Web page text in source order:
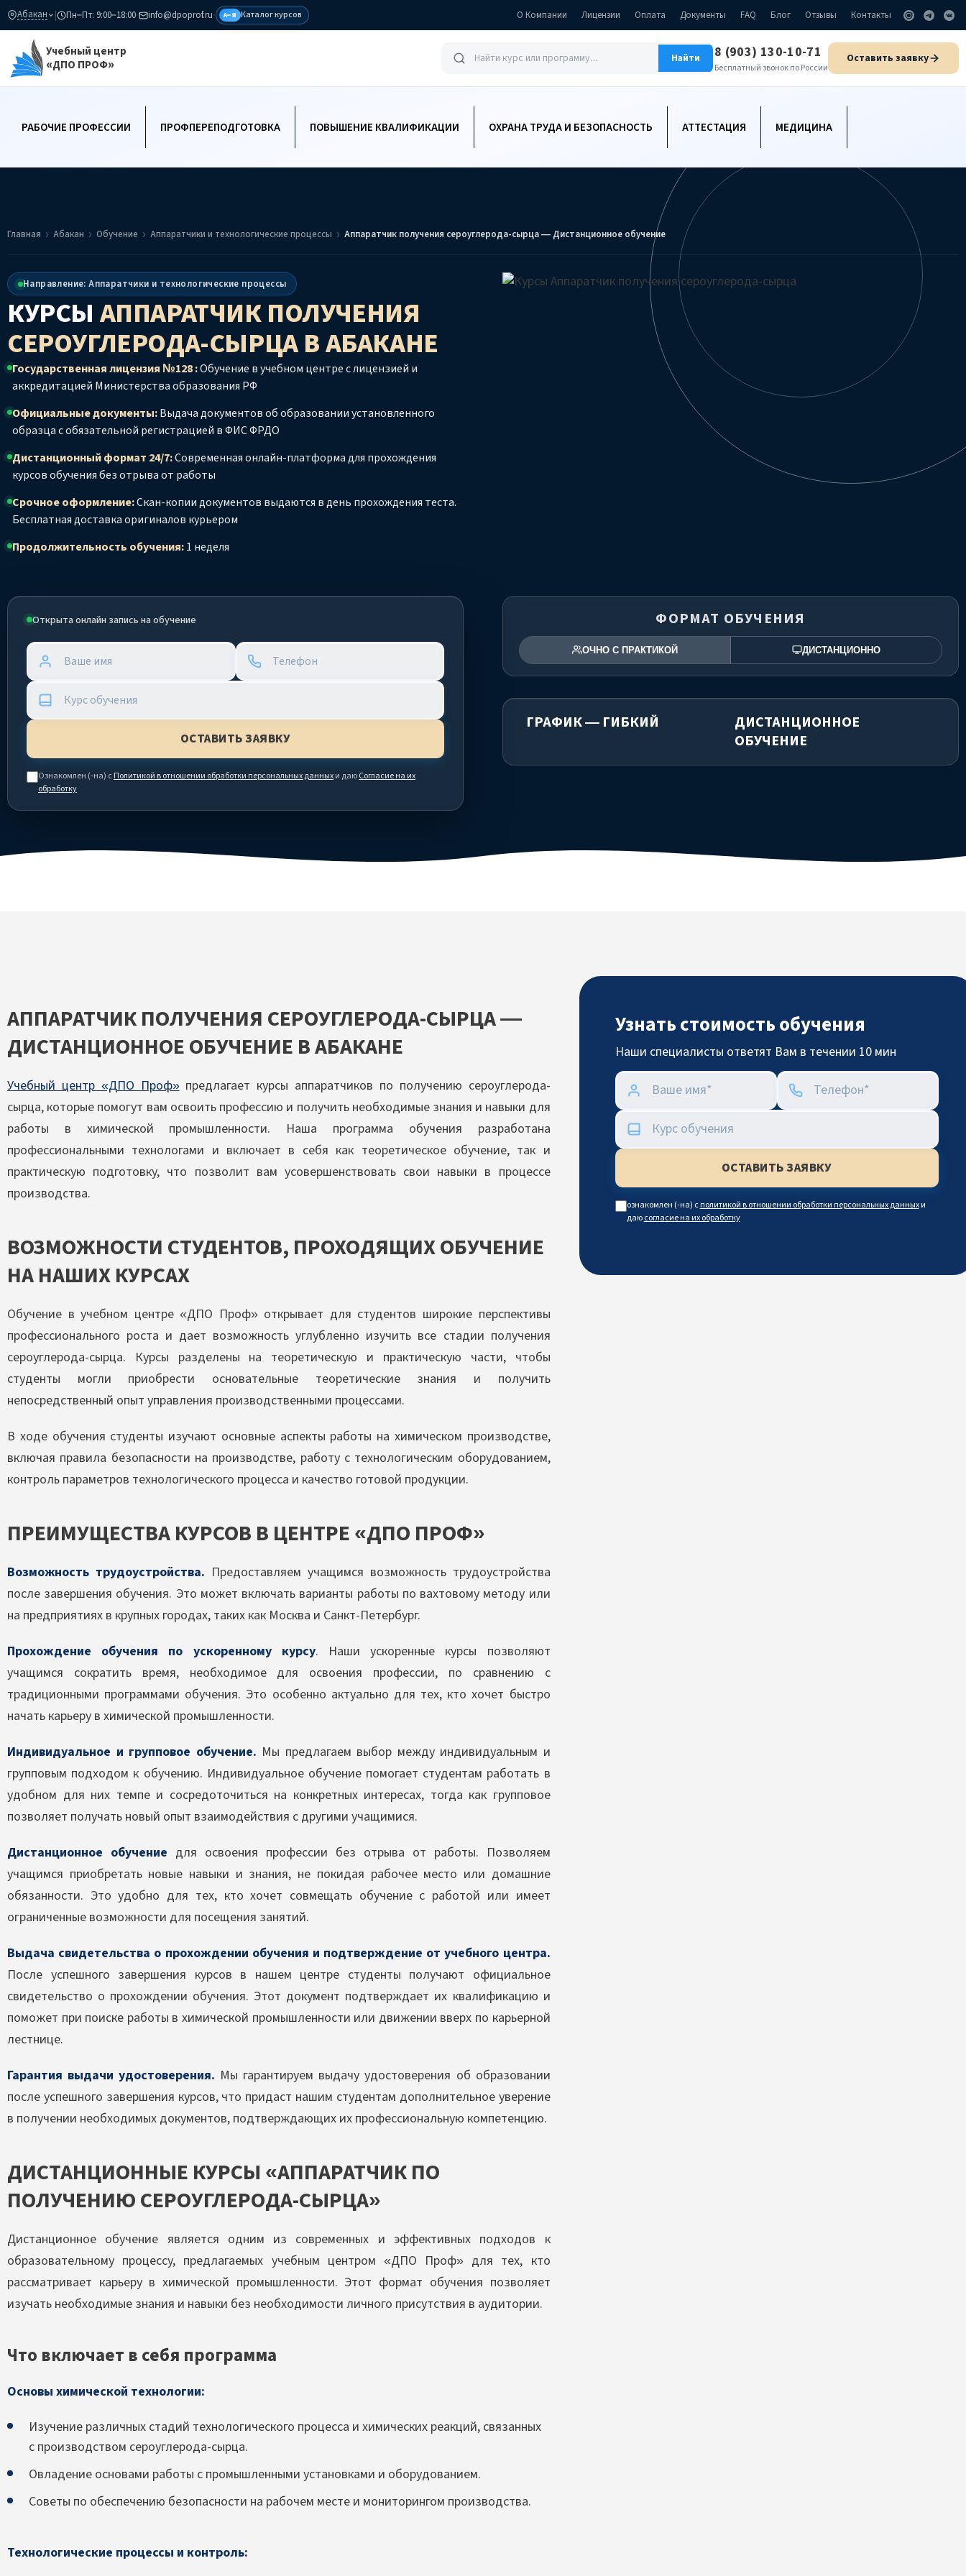
Абакан | Пн–Пт: 9:00–18:00· info@dpoprof.ru· А–Я Каталог курсов О Компании Лицензии Оплата Документы FAQ Блог Отзывы Контакты
Учебный центр
«ДПО ПРОФ»
Найти 8 (903) 130-10-71
Бесплатный звонок по России
Оставить заявку
РАБОЧИЕ ПРОФЕССИИ ПРОФПЕРЕПОДГОТОВКА ПОВЫШЕНИЕ КВАЛИФИКАЦИИ ОХРАНА ТРУДА И БЕЗОПАСНОСТЬ АТТЕСТАЦИЯ МЕДИЦИНА
Главная Абакан Обучение Аппаратчики и технологические процессы Аппаратчик получения сероуглерода-сырца — Дистанционное обучение
Направление: Аппаратчики и технологические процессы
КУРСЫ АППАРАТЧИК ПОЛУЧЕНИЯ
СЕРОУГЛЕРОДА-СЫРЦАВ АБАКАНЕ
Государственная лицензия №128 :Обучение в учебном центре с лицензией и
аккредитацией Министерства образования РФ
Официальные документы:Выдача документов об образовании установленного
образца с обязательной регистрацией в ФИС ФРДО
Дистанционный формат 24/7:Современная онлайн-платформа для прохождения
курсов обучения без отрыва от работы
Срочное оформление:Скан-копии документов выдаются в день прохождения теста.
Бесплатная доставка оригиналов курьером
Продолжительность обучения:1 неделя
Открыта онлайн запись на обучение
Ознакомлен (-на) сПолитикой в отношении обработки персональных данныхи даюСогласие на их
обработку
ФОРМАТ ОБУЧЕНИЯ
ОЧНО С ПРАКТИКОЙ ДИСТАНЦИОННО
ГРАФИК — ГИБКИЙ
ДИСТАНЦИОННОЕ
ОБУЧЕНИЕ
АППАРАТЧИК ПОЛУЧЕНИЯ СЕРОУГЛЕРОДА-СЫРЦА —
ДИСТАНЦИОННОЕ ОБУЧЕНИЕ В АБАКАНЕ
Учебный центр «ДПО Проф»предлагает курсы аппаратчиков по получению сероуглерода-
сырца, которые помогут вам освоить профессию и получить необходимые знания и навыки для
работы в химической промышленности. Наша программа обучения разработана
профессиональными технологами и включает в себя как теоретическое обучение, так и
практическую подготовку, что позволит вам усовершенствовать свои навыки в процессе
производства.
ВОЗМОЖНОСТИ СТУДЕНТОВ, ПРОХОДЯЩИХ ОБУЧЕНИЕ
НА НАШИХ КУРСАХ
Обучение в учебном центре «ДПО Проф» открывает для студентов широкие перспективы
профессионального роста и дает возможность углубленно изучить все стадии получения
сероуглерода-сырца. Курсы разделены на теоретическую и практическую части, чтобы
студенты могли приобрести основательные теоретические знания и получить
непосредственный опыт управления производственными процессами.
В ходе обучения студенты изучают основные аспекты работы на химическом производстве,
включая правила безопасности на производстве, работу с технологическим оборудованием,
контроль параметров технологического процесса и качество готовой продукции.
ПРЕИМУЩЕСТВА КУРСОВ В ЦЕНТРЕ «ДПО ПРОФ»
Возможность трудоустройства. Предоставляем учащимся возможность трудоустройства
после завершения обучения. Это может включать варианты работы по вахтовому методу или
на предприятиях в крупных городах, таких как Москва и Санкт-Петербург.
Прохождение обучения по ускоренному курсу. Наши ускоренные курсы позволяют
учащимся сократить время, необходимое для освоения профессии, по сравнению с
традиционными программами обучения. Это особенно актуально для тех, кто хочет быстро
начать карьеру в химической промышленности.
Индивидуальное и групповое обучение. Мы предлагаем выбор между индивидуальным и
групповым подходом к обучению. Индивидуальное обучение помогает студентам работать в
удобном для них темпе и сосредоточиться на конкретных интересах, тогда как групповое
позволяет получать новый опыт взаимодействия с другими учащимися.
Дистанционное обучение для освоения профессии без отрыва от работы. Позволяем
учащимся приобретать новые навыки и знания, не покидая рабочее место или домашние
обязанности. Это удобно для тех, кто хочет совмещать обучение с работой или имеет
ограниченные возможности для посещения занятий.
Выдача свидетельства о прохождении обучения и подтверждение от учебного центра.
После успешного завершения курсов в нашем центре студенты получают официальное
свидетельство о прохождении обучения. Этот документ подтверждает их квалификацию и
поможет при поиске работы в химической промышленности или движении вверх по карьерной
лестнице.
Гарантия выдачи удостоверения. Мы гарантируем выдачу удостоверения об образовании
после успешного завершения курсов, что придаст нашим студентам дополнительное уверение
в получении необходимых документов, подтверждающих их профессиональную компетенцию.
ДИСТАНЦИОННЫЕ КУРСЫ «АППАРАТЧИК ПО
ПОЛУЧЕНИЮ СЕРОУГЛЕРОДА-СЫРЦА»
Дистанционное обучение является одним из современных и эффективных подходов к
образовательному процессу, предлагаемых учебным центром «ДПО Проф» для тех, кто
рассматривает карьеру в химической промышленности. Этот формат обучения позволяет
изучать необходимые знания и навыки без необходимости личного присутствия в аудитории.
Что включает в себя программа
Основы химической технологии:
Изучение различных стадий технологического процесса и химических реакций, связанных
с производством сероуглерода-сырца.
Овладение основами работы с промышленными установками и оборудованием.
Советы по обеспечению безопасности на рабочем месте и мониторингом производства.
Технологические процессы и контроль:
Узнать стоимость обучения
Наши специалисты ответят Вам в течении 10 мин
ознакомлен (-на) сполитикой в отношении обработки персональных данныхи
даюсогласие на их обработку